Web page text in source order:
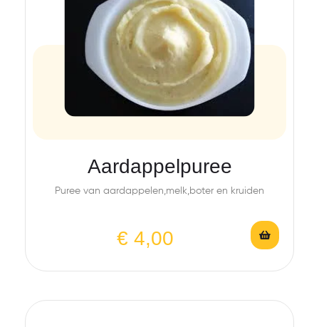
Aardappelpuree
Puree van aardappelen,melk,boter en kruiden
€ 4,00